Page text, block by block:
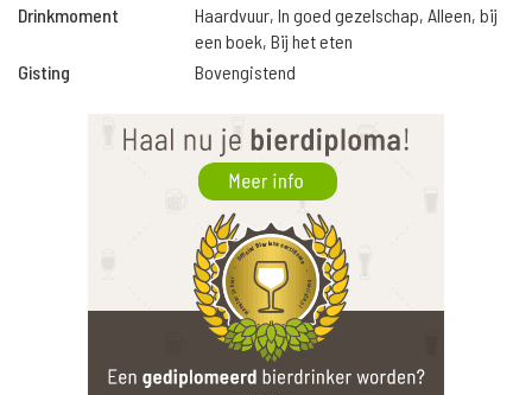
Drinkmoment
Haardvuur, In goed gezelschap, Alleen, bij
een boek, Bij het eten
Gisting
Bovengistend